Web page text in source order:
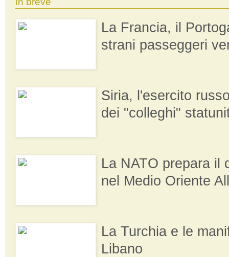
La Francia, il
strani passeggeri
Siria, l'esercito
dei "colleghi"
La NATO prepara il
nel Medio Oriente
La Turchia e le
Libano